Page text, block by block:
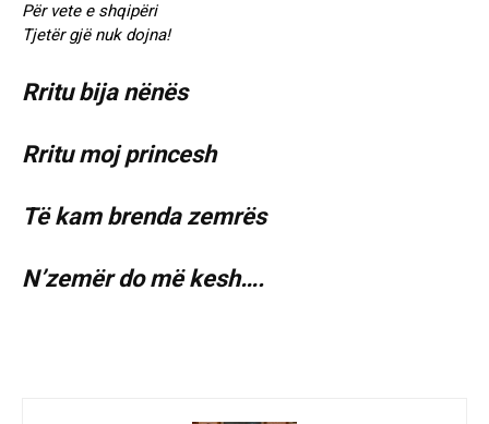
Për vete e shqipëri
Tjetër gjë nuk dojna!
Rritu bija nënës
Rritu moj princesh
Të kam brenda zemrës
N’zemër do më kesh….